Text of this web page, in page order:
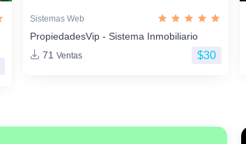
Sistemas Web
PropiedadesVip - Sistema Inmobiliario
71 Ventas $30